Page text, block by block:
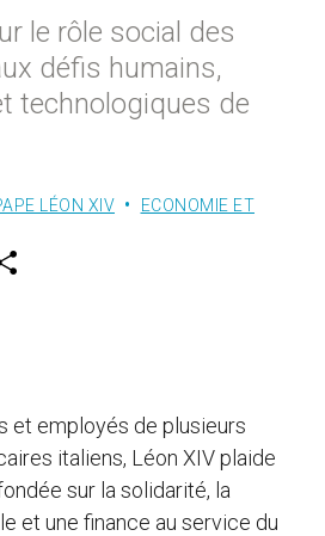
le rôle social des
défis humains,
technologiques de
LÉON XIV
ECONOMIE ET
et employés de plusieurs
italiens, Léon XIVplaide
sur la solidarité, la
et une finance au service du